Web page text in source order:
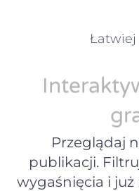
Łatwiej
Przeglądaj
publikacji.
wygaśnięcia i